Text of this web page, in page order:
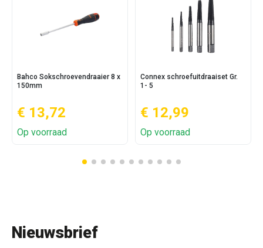
Bahco Sokschroevendraaier 8 x
150mm
€ 13,72
Op voorraad
Connex schroefuitdraaiset Gr.
1- 5
€ 12,99
Op voorraad
Nieuwsbrief